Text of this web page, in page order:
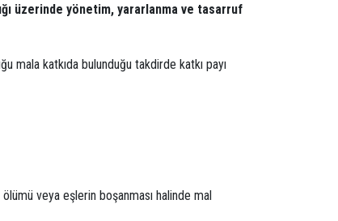
üzerinde yönetim, yararlanma ve tasarruf
mala katkıda bulunduğu takdirde katkı payı
veya eşlerin boşanması halinde mal